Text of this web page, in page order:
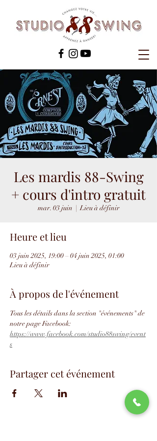
Les mardis 88-Swing
+ cours d'intro gratuit
mar. 03 juin
  |
Lieu à définir
Heure et lieu
03 juin 2025, 19:00 – 04 juin 2025, 01:00
Lieu à définir
À propos de l'événement
Tous les détails dans la section "événements" de
notre page Facebook:
https://www.facebook.com/studio88swing/event
s
Partager cet événement